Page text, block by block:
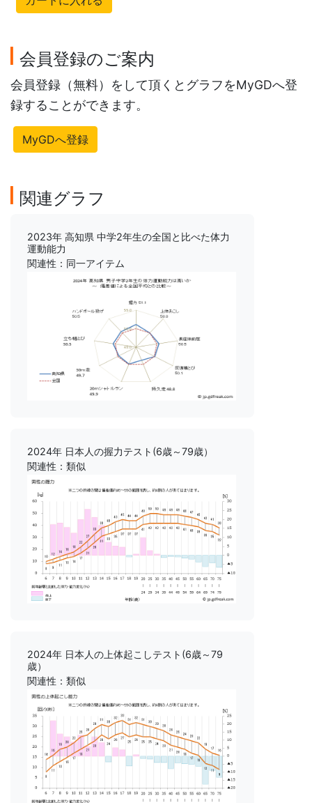
会員登録のご案内
会員登録（無料）をして頂くとグラフをMyGDへ登
録することができます。
MyGDへ登録
関連グラフ
2023年 高知県 中学2年生の全国と比べた体力
運動能力
関連性：同一アイテム
2024年 日本人の握力テスト(6歳～79歳）
関連性：類似
2024年 日本人の上体起こしテスト(6歳～79
歳）
関連性：類似